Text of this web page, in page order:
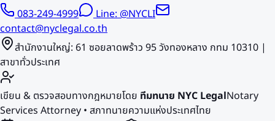
083-249-4999
Line: @NYCLI
contact@nyclegal.co.th
สำนักงานใหญ่: 61 ซอยลาดพร้าว 95 วังทองหลาง กทม 10310 |
สาขาทั่วประเทศ
เขียน & ตรวจสอบทางกฎหมายโดย ทีมทนาย NYC LegalNotary
Services Attorney • สภาทนายความแห่งประเทศไทย